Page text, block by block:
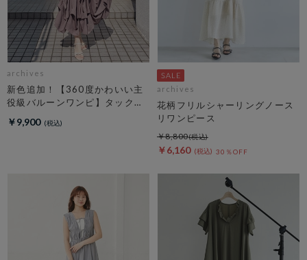
archives
新色追加！【360度かわいい主
役級バルーンワンピ】タックバ
ース
￥9,900
archives
花柄フリルシャーリングノース
リワンピース
￥6,160 30％OFF
￥8,800